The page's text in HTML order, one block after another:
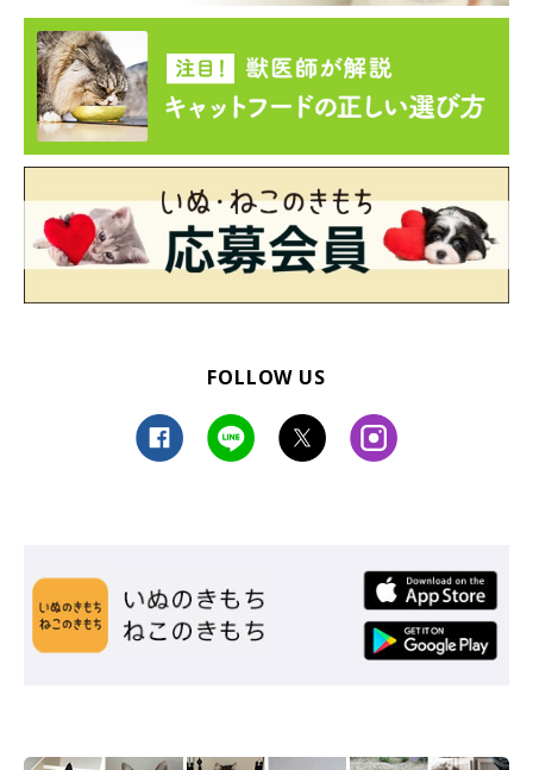
「自分のごはんじゃない」と気づいたときのビジュちゃん。表情が可愛すぎ
る…！
@bijyu_07
また、ビジュちゃんはとても食いしん坊でもあるそうで、飼い主
「普通に呼んでも出てこないのに、ごはんの気配をさせると全速
FOLLOW US